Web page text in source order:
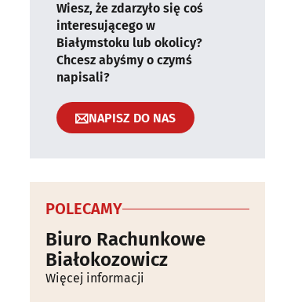
Wiesz, że zdarzyło się coś
interesującego w
Białymstoku lub okolicy?
Chcesz abyśmy o czymś
napisali?
NAPISZ DO NAS
POLECAMY
Biuro Rachunkowe
Białokozowicz
Więcej informacji